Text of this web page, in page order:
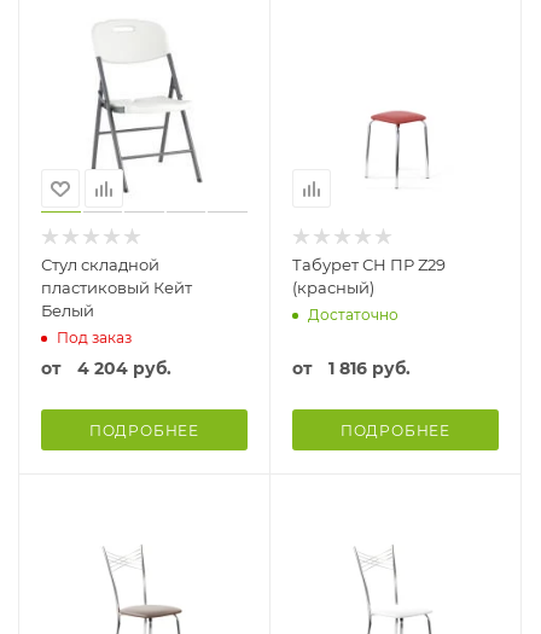
Стул складной
пластиковый Кейт
Белый
Под заказ
от 4 204 руб.
ПОДРОБНЕЕ
Табурет СН ПР Z29
(красный)
Достаточно
от 1 816 руб.
ПОДРОБНЕЕ